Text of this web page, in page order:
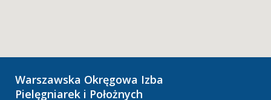
Warszawska Okręgowa Izba
Pielęgniarek i Położnych